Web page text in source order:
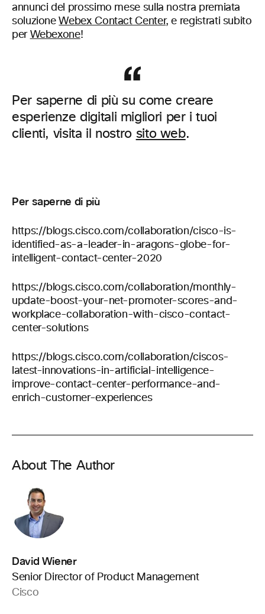
annunci del prossimo mese sulla nostra premiata
soluzioneWebex Contact Center, e registrati subito
per Webexone!
Per saperne di più su come creare
esperienze digitali migliori per i tuoi
clienti, visita il nostro sito web.
Per saperne di più
https://blogs.cisco.com/collaboration/cisco-is-
identified-as-a-leader-in-aragons-globe-for-
intelligent-contact-center-2020
https://blogs.cisco.com/collaboration/monthly-
update-boost-your-net-promoter-scores-and-
workplace-collaboration-with-cisco-contact-
center-solutions
https://blogs.cisco.com/collaboration/ciscos-
latest-innovations-in-artificial-intelligence-
improve-contact-center-performance-and-
enrich-customer-experiences
About The Author
David Wiener
Senior Director of Product Management
Cisco